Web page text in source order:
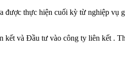
thực hiện cuối kỳ từ nghiệp vụ
và Đầu tư vào công ty liên kết .